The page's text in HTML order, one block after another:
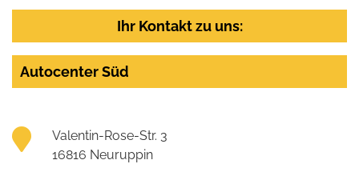
Ihr Kontakt zu uns:
Autocenter Süd
Valentin-Rose-Str. 3
16816 Neuruppin